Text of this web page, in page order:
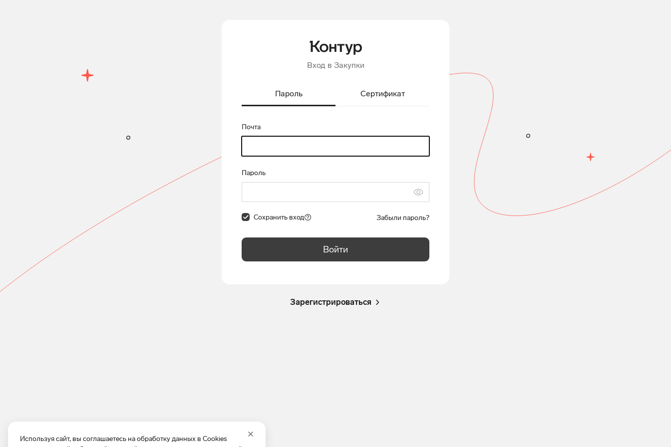
Используя сайт, вы соглашаетесь на обработку данных в Cookies
Вход в Закупки
Пароль Сертификат
Почта
Пароль
Сохранить вход Забыли пароль?
Войти
Зарегистрироваться